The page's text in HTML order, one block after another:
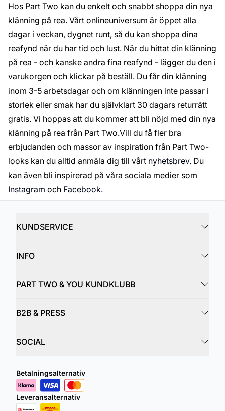
Hos Part Two kan du enkelt och snabbt shoppa din nya
klänning på rea. Vårt onlineuniversum är öppet alla
dagar i veckan, dygnet runt, så du kan shoppa dina
reafynd när du har tid och lust. När du hittat din klänning
på rea - och kanske andra fina reafynd - lägger du den i
varukorgen och klickar på beställ. Du får din klänning
inom 3-5 arbetsdagar och om klänningen inte passar i
storlek eller smak har du självklart 30 dagars returrätt
gratis. Vi hoppas att du kommer att bli nöjd med din nya
klänning på rea från Part Two.Vill du få fler bra
erbjudanden och massor av inspiration från Part Two-
looks kan du alltid anmäla dig till vårt nyhetsbrev. Du
kan även bli inspirerad på våra sociala medier som
Instagram och Facebook.
KUNDSERVICE
INFO
PART TWO & YOU KUNDKLUBB
B2B & PRESS
SOCIAL
Betalningsalternativ
Leveransalternativ